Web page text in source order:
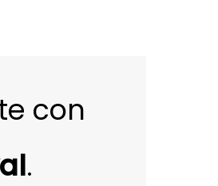
con
.